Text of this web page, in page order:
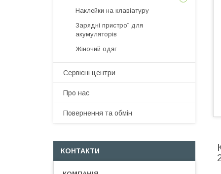
Наклейки на клавіатуру
Зарядні пристрої для
акумуляторів
Жіночий одяг
Сервісні центри
Про нас
Повернення та обмін
КОНТАКТИ